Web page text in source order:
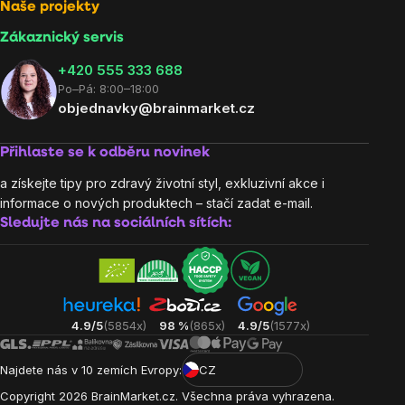
Naše projekty
Zákaznický servis
‭+420 555 333 688
Po–Pá: 8:00–18:00
objednavky@brainmarket.cz
Přihlaste se k odběru novinek
a získejte tipy pro zdravý životní styl, exkluzivní akce i
informace o nových produktech – stačí zadat e-mail.
Sledujte nás na sociálních sítích:
4.9/5(5854x) 98 %(865x) 4.9/5(1577x)
Najdete nás v 10 zemích Evropy:
CZ
Copyright 2026 BrainMarket.cz. Všechna práva vyhrazena.